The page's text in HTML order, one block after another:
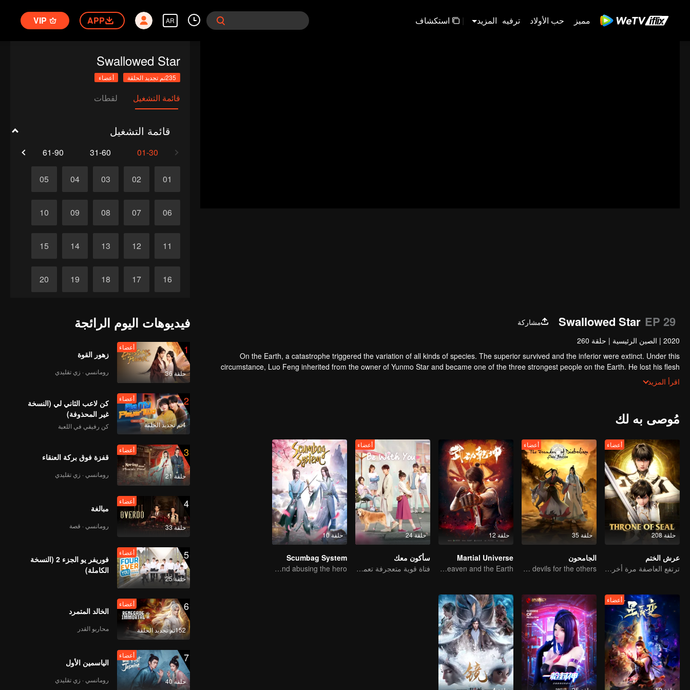
مميز حب الأولاد ترفيه المزيد | استكشاف AR
APP
VIP
Swallowed Star
235تم تجديد الحلقة أعضاء
قائمة التشغيل لقطات
قائمة التشغيل
01-30
31-60
61-90
01
02
03
04
05
06
07
08
09
10
11
12
13
14
15
16
17
18
19
20
26
27
Swallowed Star EP 29
مشاركة
2020
| الصين الرئيسية | حلقة 260
On the Earth, a catastrophe triggered the variation of all kinds of species. The superior survived and the inferior were extinct. Under this
circumstance, Luo Feng inherited from the owner of Yunmo Star and became one of the three strongest people on the Earth. He lost his flesh
during the fight against giant swallowed monster but then he took the flesh of the monster. In the flesh, he developed a human body. Later, he
stepped out of the Earth and headed to the universe.
اقرأ المزيد
مُوصى به لك
حلقة 208
أعضاء
عرش الختم
ترتفع العاصفة مرة أخرى مع حلول العرش
حلقة 35
أعضاء
الجامحون
The youth from clan of cultivators killed the devils for the others
حلقة 12
Martial Universe
Wu Zhiji, Breaking the Sky, Moving the Heaven and the Earth
حلقة 24
أعضاء
سأكون معك
فتاة قوية متعجرفة تعمل كمديرة تقع في الحب
حلقة 10
Scumbag System
An ordinary youth crossing as a villain into the book and abusing the hero!
أعضاء
فيديوهات اليوم الرائجة
1
حلقة 36
أعضاء
زهور القوة
رومانسي · زي تقليدي
2
4تم تجديد الحلقة
أعضاء
كن لاعب الثاني لي (النسخة
غير المحذوفة)
كن رفيقي في اللعبة
3
حلقة 21
أعضاء
قفزة فوق بركة العنقاء
رومانسي · زي تقليدي
4
حلقة 33
أعضاء
مبالغة
رومانسي · قصة
5
حلقة 25
أعضاء
فوريفر يو الجزء 2 (النسخة
الكاملة)
6
152تم تجديد الحلقة
أعضاء
الخالد المتمرد
محاربو القدر
7
حلقة 40
أعضاء
الياسمين الأول
رومانسي · زي تقليدي